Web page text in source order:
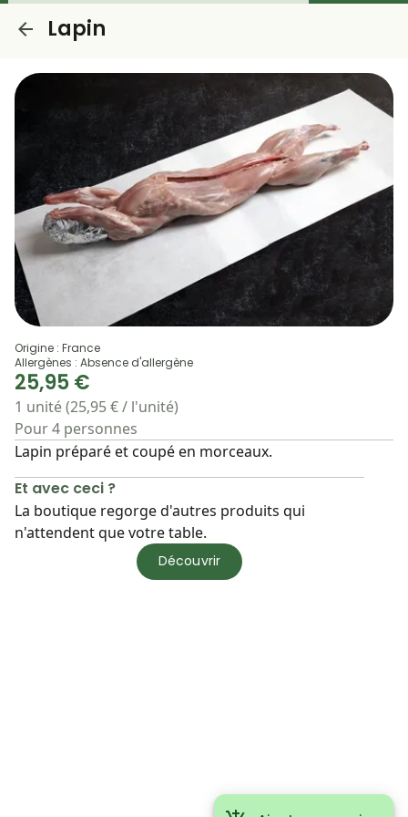
Lapin
Origine : France
Allergènes : Absence d'allergène
25,95 €
1 unité (25,95 € / l'unité)
Pour 4 personnes
Lapin préparé et coupé en morceaux.
Et avec ceci ?
La boutique regorge d'autres produits qui
n'attendent que votre table.
Découvrir